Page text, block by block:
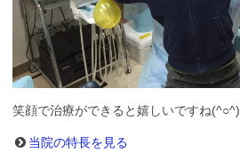
笑顔で治療ができると嬉しいですね(^○^)
当院の特長を見る